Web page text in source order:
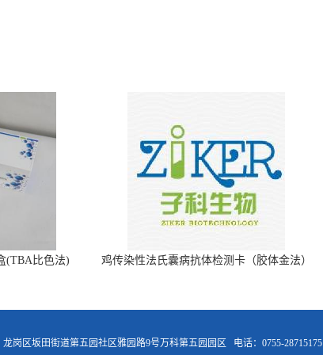
(TBA比色法) 鸡传染性法氏囊病抗体检测卡（胶体金法）
龙岗区坂田街道第五园社区雅园路9号万科第五园园区 电话：0755-28715175